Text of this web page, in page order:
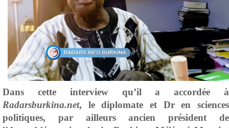
Dans cette interview qu’il a accordée à
Radarsburkina.net, le diplomate et Dr en sciences
politiques, par ailleurs ancien président de